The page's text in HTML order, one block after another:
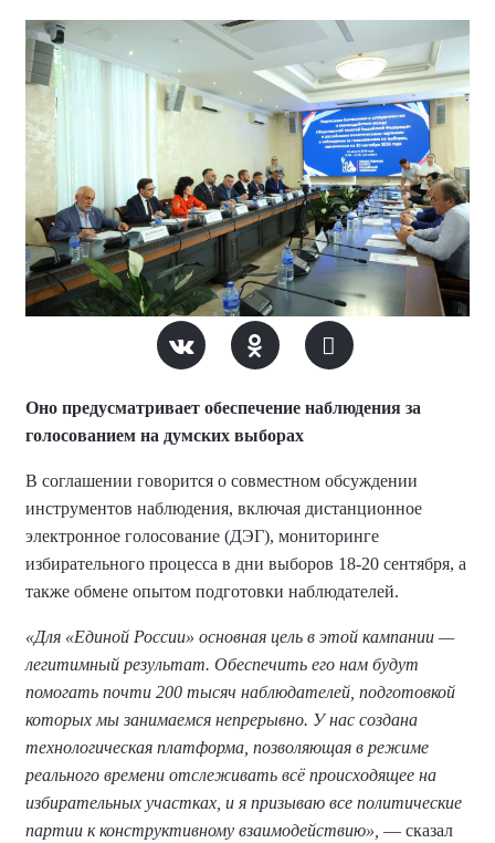
Оно предусматривает обеспечение наблюдения за
голосованием на думских выборах
В соглашении говорится о совместном обсуждении
инструментов наблюдения, включая дистанционное
электронное голосование (ДЭГ), мониторинге
избирательного процесса в дни выборов 18-20 сентября, а
также обмене опытом подготовки наблюдателей.
«Для «Единой России» основная цель в этой кампании —
легитимный результат. Обеспечить его нам будут
помогать почти 200 тысяч наблюдателей, подготовкой
которых мы занимаемся непрерывно. У нас создана
технологическая платформа, позволяющая в режиме
реального времени отслеживать всё происходящее на
избирательных участках, и я призываю все политические
партии к конструктивному взаимодействию», — сказал